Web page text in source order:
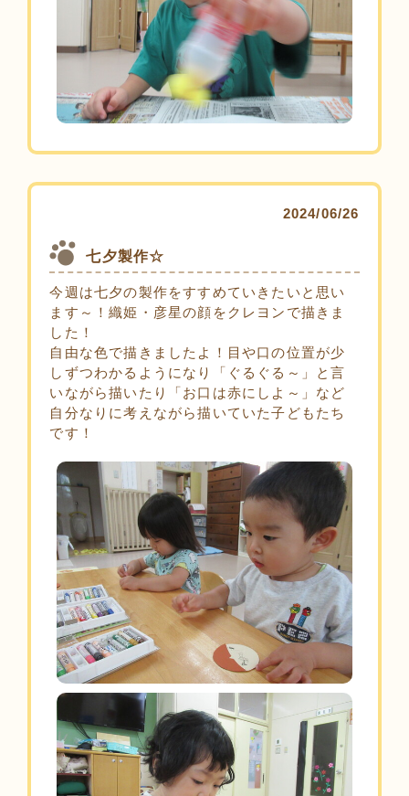
2024/06/26
七夕製作☆
今週は七夕の製作をすすめていきたいと思い
ます～！織姫・彦星の顔をクレヨンで描きま
した！
自由な色で描きましたよ！目や口の位置が少
しずつわかるようになり「ぐるぐる～」と言
いながら描いたり「お口は赤にしよ～」など
自分なりに考えながら描いていた子どもたち
です！